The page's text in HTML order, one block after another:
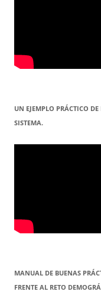
UN EJEMPLO PRÁCTICO
SISTEMA.
MANUAL DE BUENAS
FRENTE AL RETO